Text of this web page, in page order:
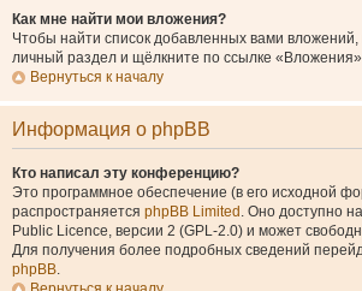
Как мне найти мои вложения?
Чтобы найти список добавленных вами
личный раздел и щёлкните по ссылке
Вернуться к началу
Информация о phpBB
Кто написал эту конференцию?
Это программное обеспечение (в его исходной
распространяется phpBB Limited . Оно доступно
Public Licence, версии 2 (GPL-2.0) и может
Для получения более подробных сведений
phpBB.